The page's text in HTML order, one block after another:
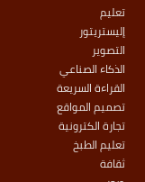
تعليم
إليستريتور
التصوير
الذكاء الصناعي
القراءة السريعة
تصميم المواقع
تجارة الكترونية
تعليم الطبخ
ثقافة